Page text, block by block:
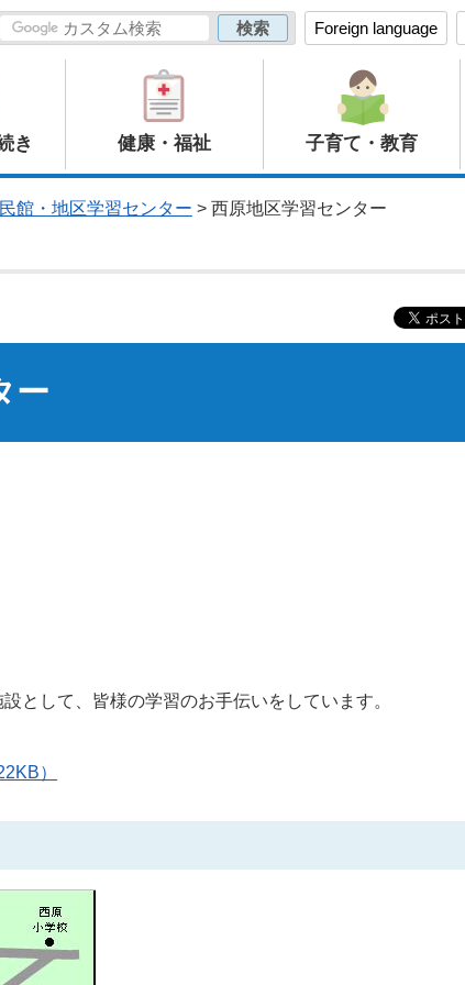
Foreign language
き 健康・福祉 子育て・教育
館・地区学習センター > 西原地区学習センター
ー
として、皆様の学習のお手伝いをしています。
）